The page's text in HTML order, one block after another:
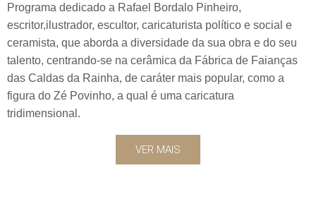
Programa dedicado a Rafael Bordalo Pinheiro,
escritor,ilustrador, escultor, caricaturista político e social e
ceramista, que aborda a diversidade da sua obra e do seu
talento, centrando-se na cerâmica da Fábrica de Faianças
das Caldas da Rainha, de caráter mais popular, como a
figura do Zé Povinho, a qual é uma caricatura
tridimensional.
VER MAIS